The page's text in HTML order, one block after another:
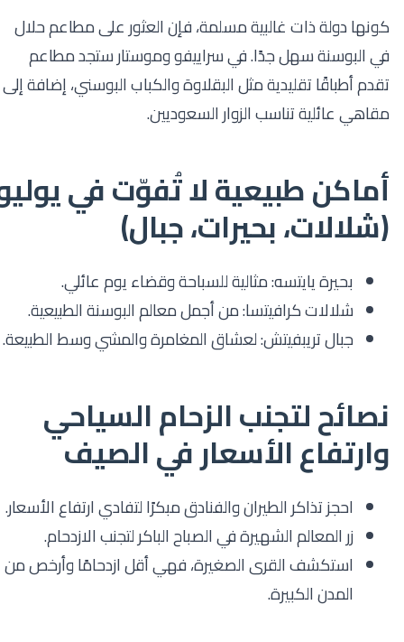
كونها دولة ذات غالبية مسلمة، فإن العثور على مطاعم حلال
في البوسنة سهل جدًا. في سراييفو وموستار ستجد مطاعم
تقدم أطباقًا تقليدية مثل البقلاوة والكباب البوسني، إضافة إلى
مقاهي عائلية تناسب الزوار السعوديين.
أماكن طبيعية لا تُفوّت في يوليو
(شلالات، بحيرات، جبال)
بحيرة يايتسه: مثالية للسباحة وقضاء يوم عائلي.
شلالات كرافيتسا: من أجمل معالم البوسنة الطبيعية.
جبال تريبفيتش: لعشاق المغامرة والمشي وسط الطبيعة.
نصائح لتجنب الزحام السياحي
وارتفاع الأسعار في الصيف
احجز تذاكر الطيران والفنادق مبكرًا لتفادي ارتفاع الأسعار.
زر المعالم الشهيرة في الصباح الباكر لتجنب الازدحام.
استكشف القرى الصغيرة، فهي أقل ازدحامًا وأرخص من
المدن الكبيرة.